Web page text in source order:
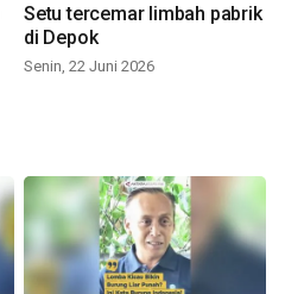
Setu tercemar limbah pabrik
di Depok
Senin, 22 Juni 2026